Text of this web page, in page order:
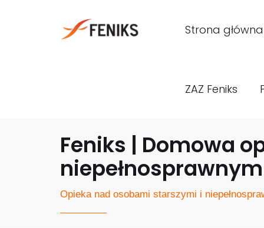
Strona główna
ZAZ Feniks
Feniks | Domowa
Opieka nad osobami starszymi i